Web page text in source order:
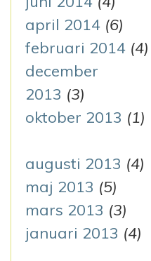
april 2014 (6)
februari 2014 (4)
december
2013 (3)
oktober 2013 (1)
augusti 2013 (4)
maj 2013 (5)
mars 2013 (3)
januari 2013 (4)